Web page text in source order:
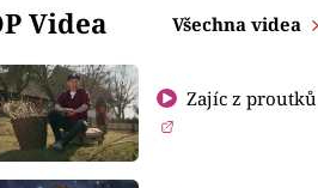
Videa Všechna videa
Zajíc z proutků